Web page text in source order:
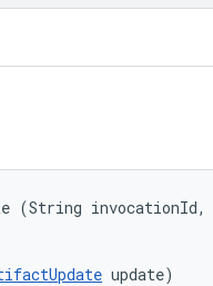
(String invocationId,
update)